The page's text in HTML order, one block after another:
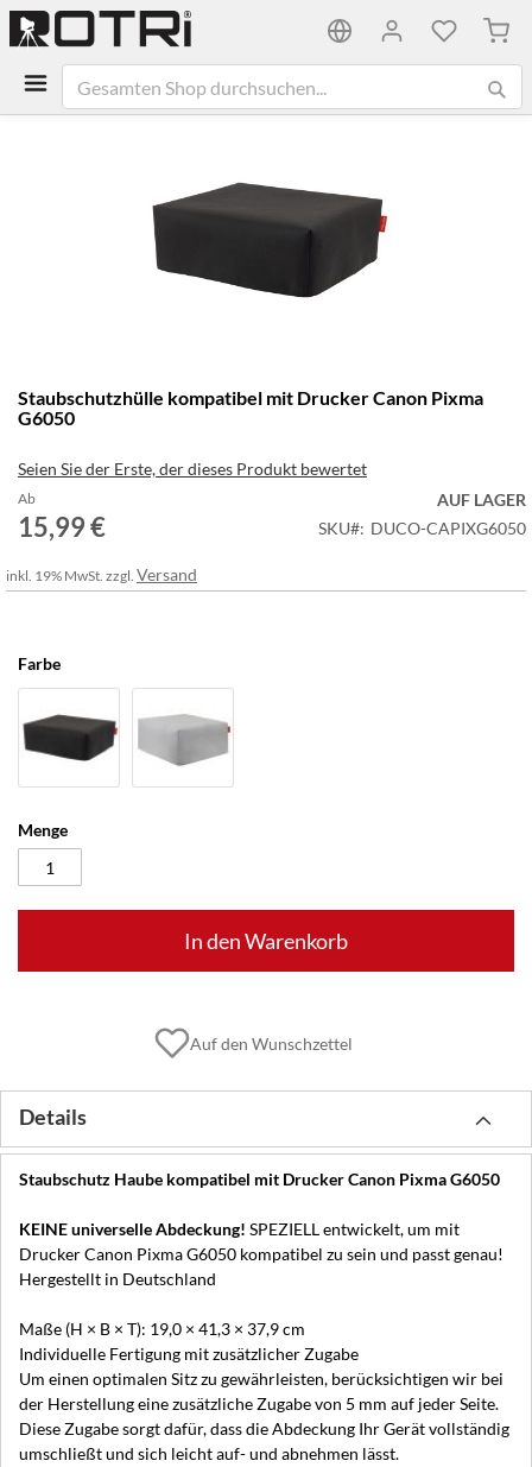
Anfang
der
springen
Staubschutzhülle kompatibel mit Drucker Canon Pixma
G6050
Seien Sie der Erste, der dieses Produkt bewertet
Ab
15,99 €
AUF LAGER
SKU
DUCO-CAPIXG6050
inkl. 19% MwSt. zzgl. Versand
Farbe
Menge
In den Warenkorb
Auf den Wunschzettel
Details
Staubschutz Haube kompatibel mit Drucker Canon Pixma G6050
KEINE universelle Abdeckung! SPEZIELL entwickelt, um mit
Drucker Canon Pixma G6050 kompatibel zu sein und passt genau!
Hergestellt in Deutschland
Maße (H × B × T): 19,0 × 41,3 × 37,9 cm
Individuelle Fertigung mit zusätzlicher Zugabe
Um einen optimalen Sitz zu gewährleisten, berücksichtigen wir bei
der Herstellung eine zusätzliche Zugabe von 5 mm auf jeder Seite.
Diese Zugabe sorgt dafür, dass die Abdeckung Ihr Gerät vollständig
umschließt und sich leicht auf- und abnehmen lässt.